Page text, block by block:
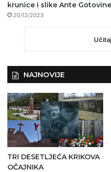
krunice i slike Ante Gotovine
20/12/2023
NAJNOVIJE
TRI DESETLJEĆA KRIKOVA
OČAJNIKA